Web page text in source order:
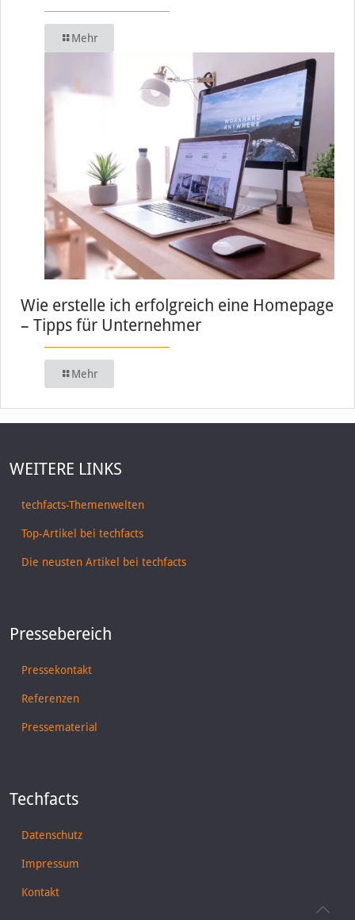
Mehr
Wie erstelle ich erfolgreich eine Homepage
– Tipps für Unternehmer
Mehr
WEITERE LINKS
techfacts-Themenwelten
Top-Artikel bei techfacts
Die neusten Artikel bei techfacts
Pressebereich
Pressekontakt
Referenzen
Pressematerial
Techfacts
Datenschutz
Impressum
Kontakt